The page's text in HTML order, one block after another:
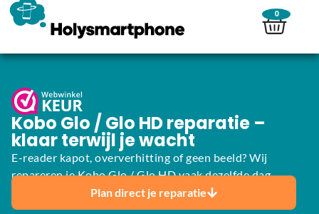
0
Kobo Glo / Glo HD reparatie –
klaar terwijl je wacht
E-reader kapot, oververhitting of geen beeld? Wij
repareren je Kobo Glo / Glo HD vaak dezelfde dag.
Plan direct je reparatie